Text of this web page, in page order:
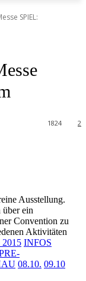
SPIEL:
2
1824
Ausstellung.
über ein
Convention zu
Aktivitäten
INFOS
08.10. 09.10